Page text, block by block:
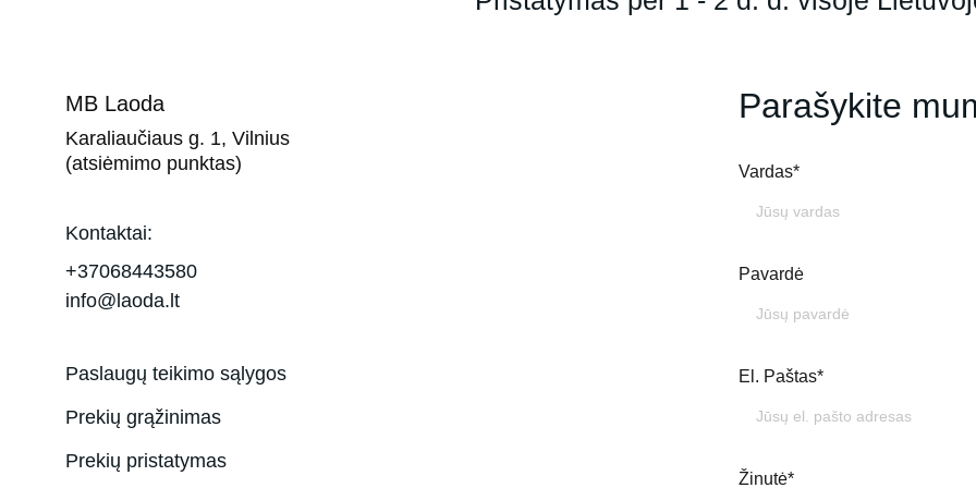
Parašykite
Vardas*
Pavardė
El. Paštas*
Žinutė*
MB Laoda
Karaliaučiaus g. 1, Vilnius
(atsiėmimo punktas)
Kontaktai:
+37068443580
info@laoda.lt
Paslaugų teikimo sąlygos
Prekių grąžinimas
Prekių pristatymas